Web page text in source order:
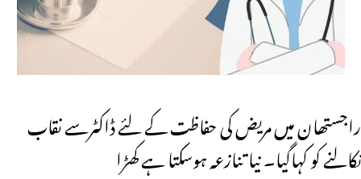
راجستھان میں مریض کی حفاظت کے لئے ڈاکٹرسے نقاب
نکالنے کو کہاگیا۔ نیا تنازعہ ہوسکتا ہے کھڑا